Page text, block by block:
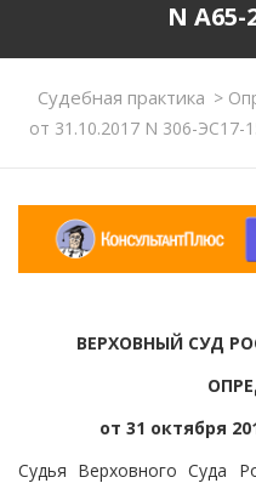
N А65-
Судебная практика >
от 31.10.2017 N 306-ЭС17-
ВЕРХОВНЫЙ СУД
от 31 октября
Судья Верховного Суда